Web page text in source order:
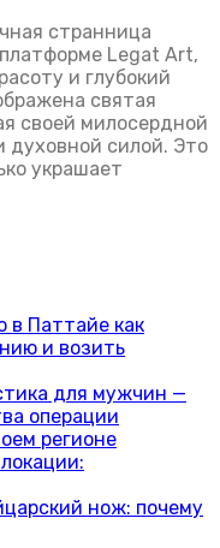
странница
Legat Art,
и глубокий
святая
своей милосердной
духовной силой. Это
украшает
в Паттайе как
и возить
для мужчин —
операции
регионе
нож: почему